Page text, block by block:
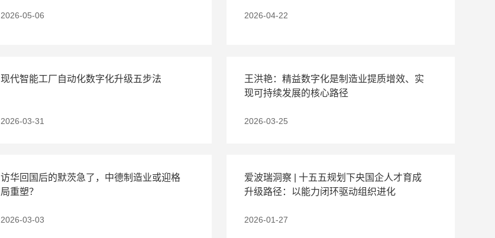
2026-05-06 2026-04-22
现代智能工厂自动化数字化升级五步法
2026-03-31
王洪艳：精益数字化是制造业提质增效、实
现可持续发展的核心路径
2026-03-25
访华回国后的默茨急了，中德制造业或迎格
局重塑？
2026-03-03
爱波瑞洞察 | 十五五规划下央国企人才育成
升级路径：以能力闭环驱动组织进化
2026-01-27